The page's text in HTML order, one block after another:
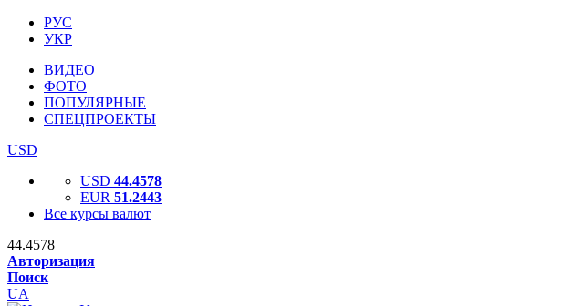
РУС
УКР
ВИДЕО
ФОТО
ПОПУЛЯРНЫЕ
СПЕЦПРОЕКТЫ
USD
USD 44.4578
EUR 51.2443
Все курсы валют
44.4578
Авторизация
Поиск
UA